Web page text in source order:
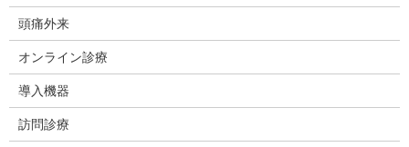
頭痛外来
オンライン診療
導入機器
訪問診療